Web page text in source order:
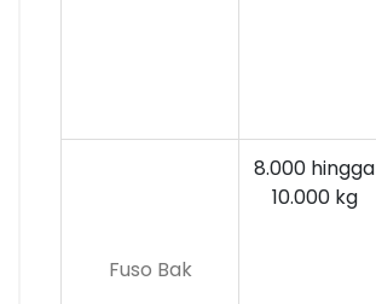
Fuso Bak
8.000 hingga
10.000kg